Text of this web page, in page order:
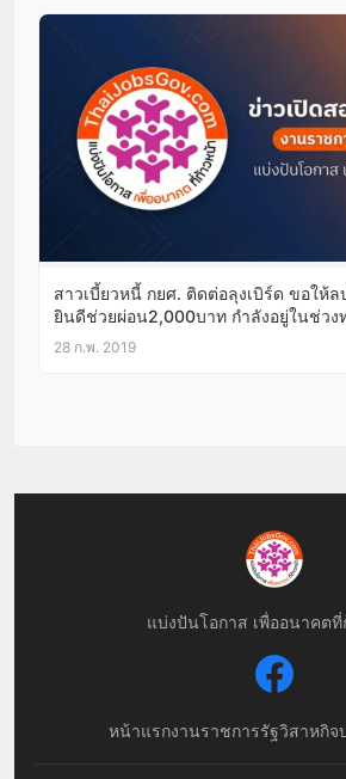
สาวเบี้ยวหนี้ กยศ. ติดต่อลุงเบิร์ด ขอให้ล
ยินดีช่วยผ่อน2,000บาท กำลังอยู่ในช่วง
โดนไล่ออก
28 ก.พ. 2019
แบ่งปันโอกาส เพื่ออนาคต
หน้าแรกงานราชการรัฐวิสาหกิจ